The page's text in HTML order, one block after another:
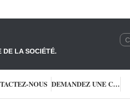
DE LA SOCIÉTÉ.
NOUS DEMANDEZ UNE CITATION